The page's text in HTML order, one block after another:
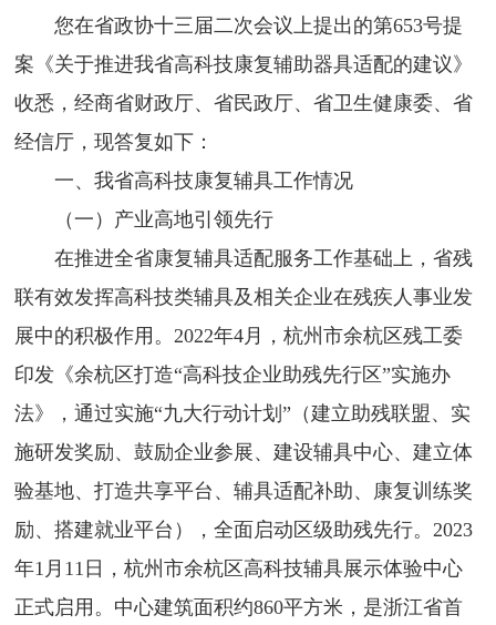
您在省政协十三届二次会议上提出的第653号提
案《关于推进我省高科技康复辅助器具适配的建议》
收悉，经商省财政厅、省民政厅、省卫生健康委、省
经信厅，现答复如下：
一、我省高科技康复辅具工作情况
（一）产业高地引领先行
在推进全省康复辅具适配服务工作基础上，省残
联有效发挥高科技类辅具及相关企业在残疾人事业发
展中的积极作用。2022年4月，杭州市余杭区残工委
印发《余杭区打造“高科技企业助残先行区”实施办
法》，通过实施“九大行动计划”（建立助残联盟、实
施研发奖励、鼓励企业参展、建设辅具中心、建立体
验基地、打造共享平台、辅具适配补助、康复训练奖
励、搭建就业平台），全面启动区级助残先行。2023
年1月11日，杭州市余杭区高科技辅具展示体验中心
正式启用。中心建筑面积约860平方米，是浙江省首